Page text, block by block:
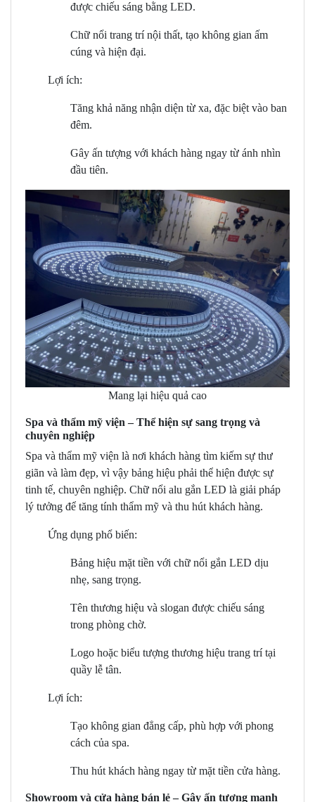
được chiếu sáng bằng LED.
Chữ nổi trang trí nội thất, tạo không gian ấm
cúng và hiện đại.
Lợi ích:
Tăng khả năng nhận diện từ xa, đặc biệt vào ban
đêm.
Gây ấn tượng với khách hàng ngay từ ánh nhìn
đầu tiên.
Mang lại hiệu quả cao
Spa và thẩm mỹ viện – Thể hiện sự sang trọng và
chuyên nghiệp
Spa và thẩm mỹ viện là nơi khách hàng tìm kiếm sự thư
giãn và làm đẹp, vì vậy bảng hiệu phải thể hiện được sự
tinh tế, chuyên nghiệp. Chữ nổi alu gắn LED là giải pháp
lý tưởng để tăng tính thẩm mỹ và thu hút khách hàng.
Ứng dụng phổ biến:
Bảng hiệu mặt tiền với chữ nổi gắn LED dịu
nhẹ, sang trọng.
Tên thương hiệu và slogan được chiếu sáng
trong phòng chờ.
Logo hoặc biểu tượng thương hiệu trang trí tại
quầy lễ tân.
Lợi ích:
Tạo không gian đẳng cấp, phù hợp với phong
cách của spa.
Thu hút khách hàng ngay từ mặt tiền cửa hàng.
Showroom và cửa hàng bán lẻ – Gây ấn tượng mạnh